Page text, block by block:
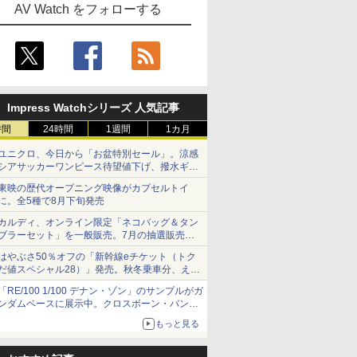
AV Watch をフォローする
Impress Watchシリーズ 人気記事
24時間 1週間 1カ月
ニクロ、今日から「お盆特別セール」。涼感
アサッカーワンピース待望値下げ、撥水ギア
ョーツは1990円に
映の歴代オープニング映像がカプセルトイ
。全5種で8月下旬発売
ルディ、オンライン限定「ネコバッグ＆タン
ラーセット」を一般販売。7月の抽選販売の
選無効分
やぶさ50％オフの「新幹線eチケット（トク
値スペシャル28）」発売。秋冬乗車分、えき
っと限定
RE/100 1/100 デナン・ゾン」のサンプルがガ
ダムベースに展示中。クロスボーン・バンガ
ドの制式量産機が間もなく発送【ガンダムベ
もっと見る